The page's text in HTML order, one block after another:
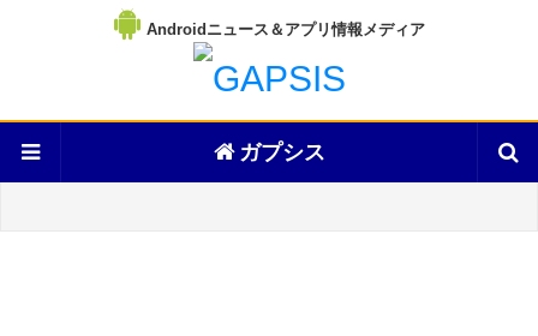
Androidニュース＆アプリ情報メディア
ガプシス